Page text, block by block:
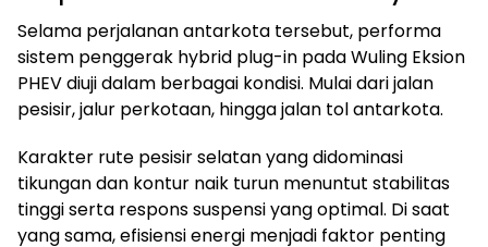
Selama perjalanan antarkota tersebut, performa
sistem penggerak hybrid plug-in pada Wuling Eksion
PHEV diuji dalam berbagai kondisi. Mulai dari jalan
pesisir, jalur perkotaan, hingga jalan tol antarkota.
Karakter rute pesisir selatan yang didominasi
tikungan dan kontur naik turun menuntut stabilitas
tinggi serta respons suspensi yang optimal. Di saat
yang sama, efisiensi energi menjadi faktor penting